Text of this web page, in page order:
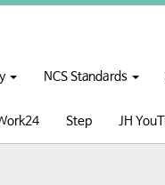
NCS Standards
Step JH